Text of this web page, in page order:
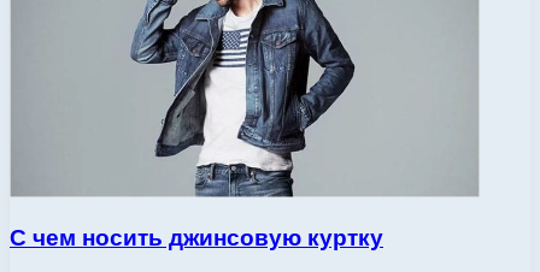
С чем носить джинсовую куртку